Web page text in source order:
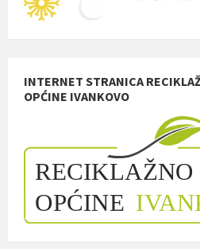
INTERNET STRANICA
OPĆINE IVANKOVO